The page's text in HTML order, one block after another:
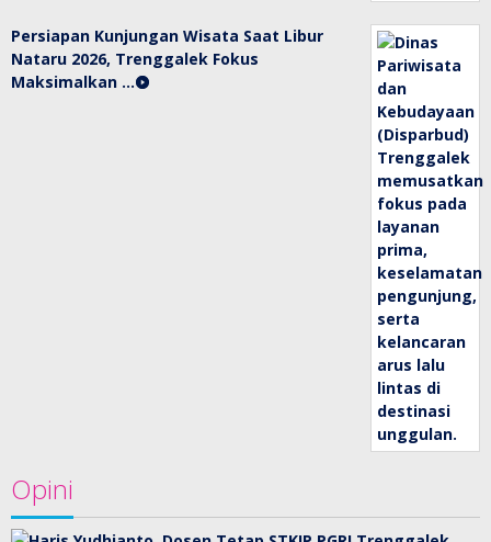
Persiapan Kunjungan Wisata Saat Libur
Nataru 2026, Trenggalek Fokus
Maksimalkan …
Opini